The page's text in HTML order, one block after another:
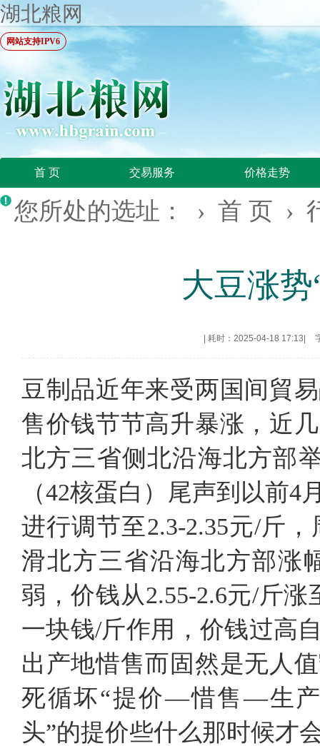
湖北粮网
网站支持IPV6
首 页 交易服务 价格走势
您所处的选址： › 首 页 ›
大豆涨
耗时：2025-04-18 17:13
豆制品近年来受两国间貿
售价钱节节高升暴涨，近
北方三省侧北沿海北方部
（42核蛋白）尾声到以前
进行调节至2.3-2.35元/斤
滑北方三省沿海北方部涨
弱，价钱从2.55-2.6元/斤涨
一块钱/斤作用，价钱过高
出产地惜售而固然是无人
死循坏“提价—惜售—生
头”的提价些什么那时候才